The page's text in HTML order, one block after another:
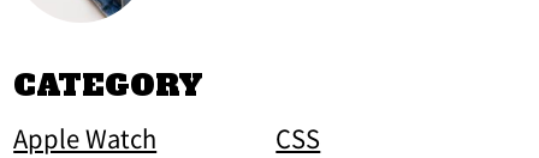
CATEGORY
Apple Watch
CSS